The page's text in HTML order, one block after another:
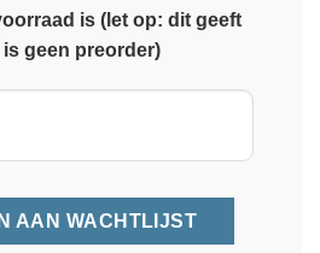
is (let op: dit geeft
geen preorder)